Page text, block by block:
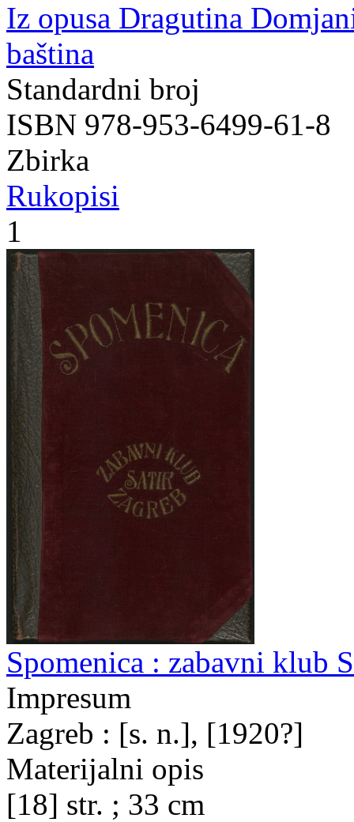
Iz opusa Dragutina
baština
Standardni broj
ISBN 978-953-6499-61-8
Zbirka
Rukopisi
1
Spomenica : zabavni klub
Impresum
Zagreb : [s. n.], [1920?]
Materijalni opis
[18] str. ; 33 cm